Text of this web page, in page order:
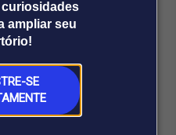
ampliar seu
SE
Broadcast+
O mercado
financeiro em
tempo real
Broadcast
Broadcast
Empresas
Releasescom
do